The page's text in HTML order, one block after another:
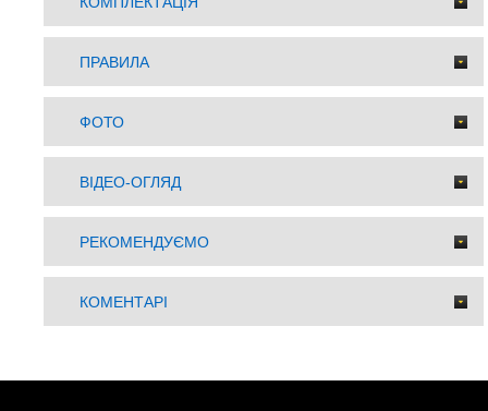
ПРАВИЛА
ФОТО
ВІДЕО-ОГЛЯД
РЕКОМЕНДУЄМО
КОМЕНТАРІ